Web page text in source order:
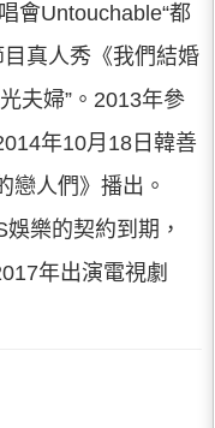
會Untouchable“都
真人秀《我們結婚
夫婦”。2013年參
年10月18日韓善
戀人們》播出。
樂的契約到期，
年出演電視劇